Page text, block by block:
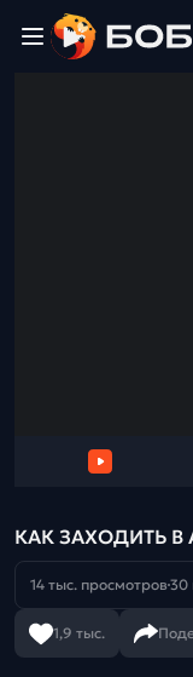
КАК ЗАХОДИТЬ
14 тыс. просмотров 30
1,9 тыс.